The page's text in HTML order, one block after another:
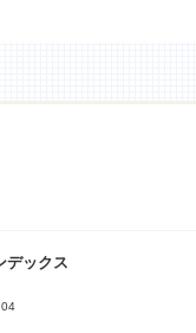
デックス